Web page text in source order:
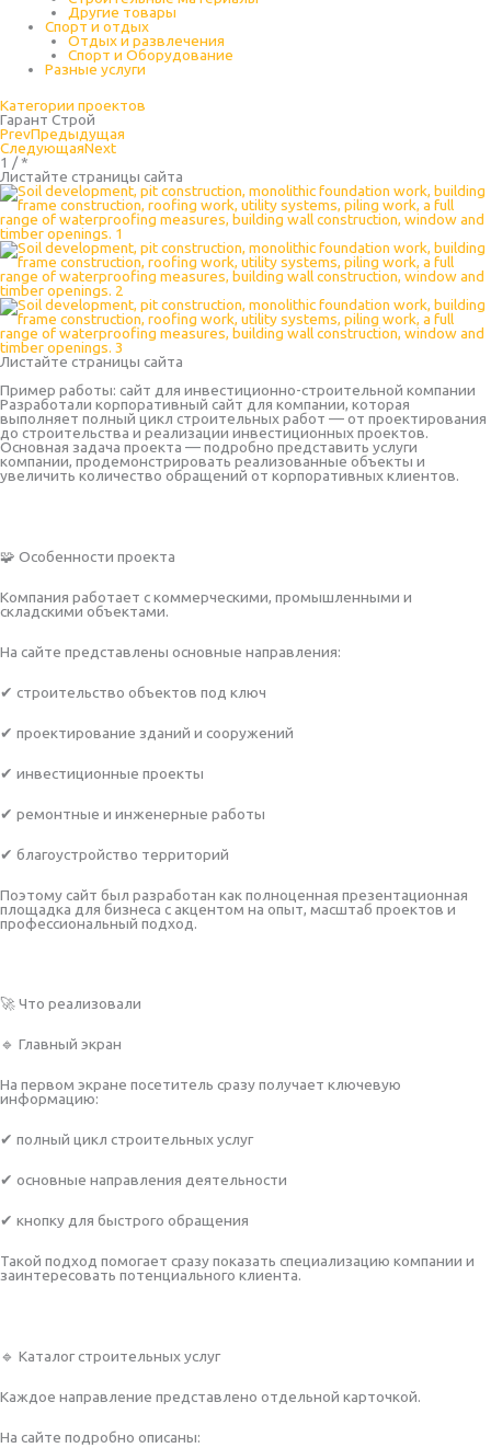
Другие товары
Спорт и отдых
Отдых и развлечения
Спорт и Оборудование
Разные услуги
Категории проектов
Гарант Строй
PrevПредыдущая
СледующаяNext
1 / *
Листайте страницы сайта
Листайте страницы сайта
Пример работы: сайт для инвестиционно-строительной компании
Разработали корпоративный сайт для компании, которая
выполняет полный цикл строительных работ — от проектирования
до строительства и реализации инвестиционных проектов.
Основная задача проекта — подробно представить услуги
компании, продемонстрировать реализованные объекты и
увеличить количество обращений от корпоративных клиентов.
🧩 Особенности проекта
Компания работает с коммерческими, промышленными и
складскими объектами.
На сайте представлены основные направления:
✔ строительство объектов под ключ
✔ проектирование зданий и сооружений
✔ инвестиционные проекты
✔ ремонтные и инженерные работы
✔ благоустройство территорий
Поэтому сайт был разработан как полноценная презентационная
площадка для бизнеса с акцентом на опыт, масштаб проектов и
профессиональный подход.
🚀 Что реализовали
🔹 Главный экран
На первом экране посетитель сразу получает ключевую
информацию:
✔ полный цикл строительных услуг
✔ основные направления деятельности
✔ кнопку для быстрого обращения
Такой подход помогает сразу показать специализацию компании и
заинтересовать потенциального клиента.
🔹 Каталог строительных услуг
Каждое направление представлено отдельной карточкой.
На сайте подробно описаны: